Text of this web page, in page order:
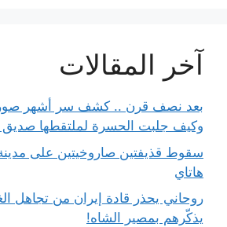
آخر المقالات
بعد نصف قرن .. كشف سر أشهر
وكيف جلبت الحسرة لملتقطها صديق
سقوط قذيفتين صاروخيتين على مدينة
هاتاي
روحاني يحذر قادة إيران من تجاهل
يذكّرهم بمصير الشاه!